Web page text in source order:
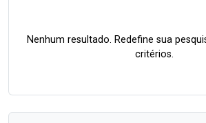
Nenhum resultado. Redefine sua
critérios.